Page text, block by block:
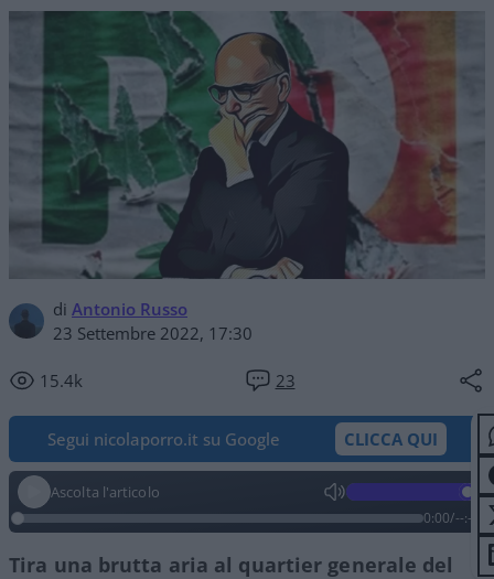
di Antonio Russo
23 Settembre 2022, 17:30
15.4k 23
Segui nicolaporro.it su Google CLICCA QUI
Ascolta l'articolo
0:00/--:--
Tira una brutta aria al quartier generale del